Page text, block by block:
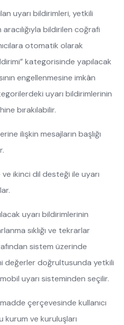
uyarı bildirimleri, yetkili
bildirilen coğrafi
otomatik olarak
kategorisinde yapılacak
engellenmesine imkân
uyarı bildirimlerinin
bırakılabilir.
ilişkin mesajların başlığı
ikinci dil desteği ile uyarı
uyarı bildirimlerinin
sıklığı ve tekrarlar
sistem üzerinde
değerler doğrultusunda yetkili
uyarı sisteminden seçilir.
çerçevesinde kullanıcı
kurum ve kuruluşları